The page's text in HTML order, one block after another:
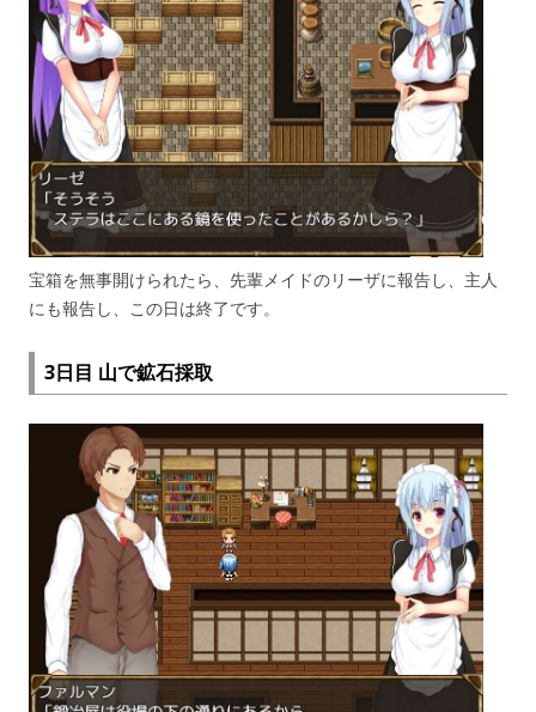
宝箱を無事開けられたら、先輩メイドのリーザに報告し、主人
にも報告し、この日は終了です。
3日目 山で鉱石採取